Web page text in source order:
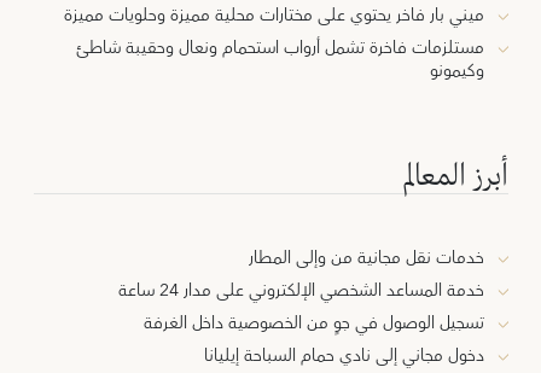
ميني بار فاخر يحتوي على مختارات محلية مميزة وحلويات مميزة
مستلزمات فاخرة تشمل أرواب استحمام ونعال وحقيبة شاطئ
وكيمونو
أبرز المعالم
خدمات نقل مجانية من وإلى المطار
خدمة المساعد الشخصي الإلكتروني على مدار 24 ساعة
تسجيل الوصول في جوٍ من الخصوصية داخل الغرفة
دخول مجاني إلى نادي حمام السباحة إيليانا